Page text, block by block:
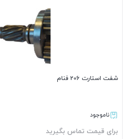
شفت استارت 206 فنام
ناموجود
برای قیمت تماس بگیرید